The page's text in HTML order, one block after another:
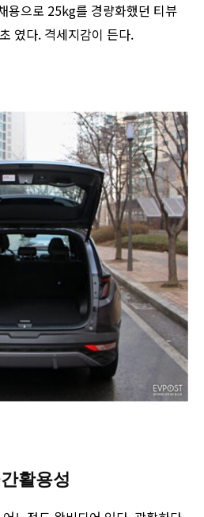
용으로 25kg를 경량화했던 티뷰
였다. 격세지감이 든다.
활용성